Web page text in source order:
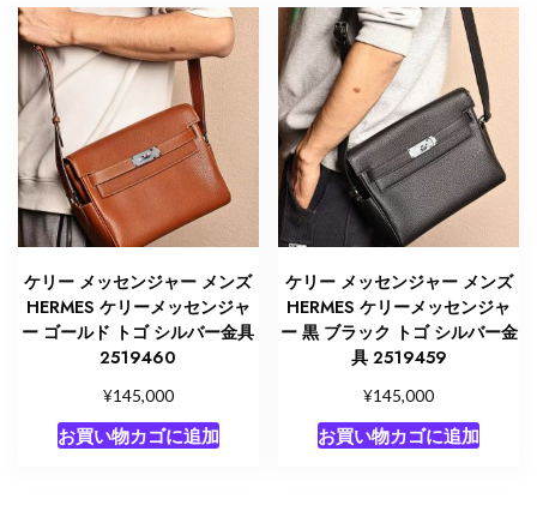
ケリー メッセンジャー メンズ
HERMES ケリーメッセンジャ
ー ゴールド トゴ シルバー金具
2519460
¥145,000
お買い物カゴに追加
ケリー メッセンジャー メンズ
HERMES ケリーメッセンジャ
ー 黒 ブラック トゴ シルバー金
具 2519459
¥145,000
お買い物カゴに追加